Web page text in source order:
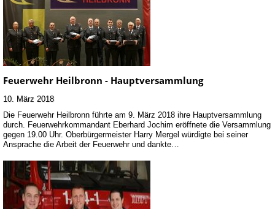
Feuerwehr Heilbronn - Hauptversammlung
10. März 2018
Die Feuerwehr Heilbronn führte am 9. März 2018 ihre Hauptversammlung
durch. Feuerwehrkommandant Eberhard Jochim eröffnete die Versammlung
gegen 19.00 Uhr. Oberbürgermeister Harry Mergel würdigte bei seiner
Ansprache die Arbeit der Feuerwehr und dankte…